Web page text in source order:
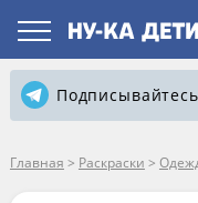
Главная > Раскраски >